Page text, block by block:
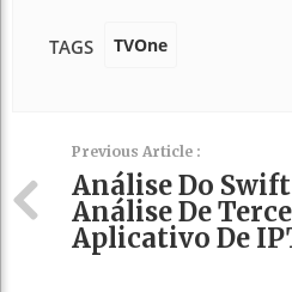
TAGS TVOne
Previous Article :
Análise Do
Análise De
Aplicativo De